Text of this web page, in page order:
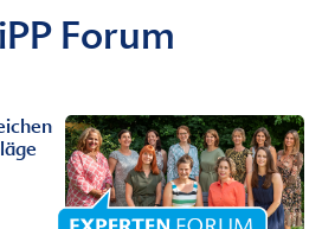
Forum